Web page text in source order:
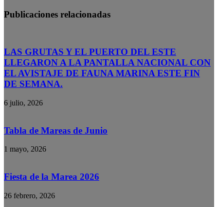
Publicaciones relacionadas
LAS GRUTAS Y EL PUERTO DEL ESTE
LLEGARON A LA PANTALLA NACIONAL CON
EL AVISTAJE DE FAUNA MARINA ESTE FIN
DE SEMANA.
6 julio, 2026
Tabla de Mareas de Junio
1 mayo, 2026
Fiesta de la Marea 2026
26 febrero, 2026